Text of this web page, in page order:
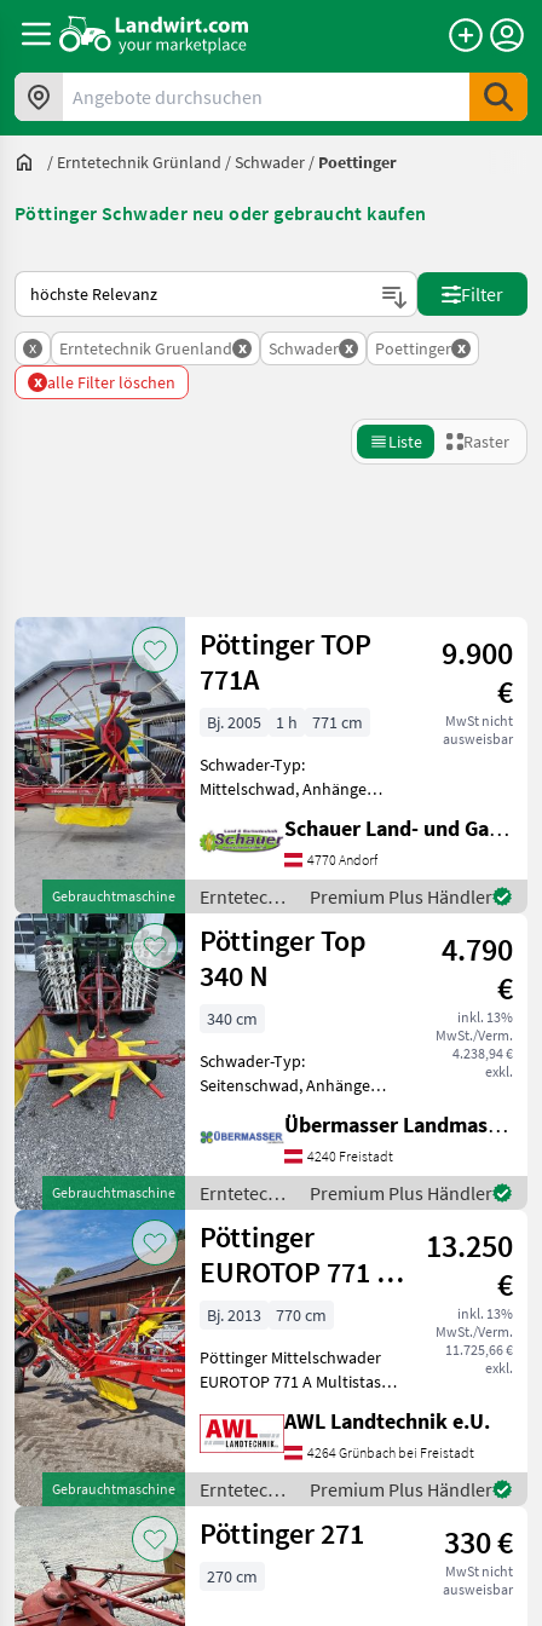
Angebote durchsuchen
/ Erntetechnik Grünland /Schwader / Poettinger
Pöttinger Schwader neu oder gebraucht kaufen
So wird auf Landwirt.com sortiert
Filter
x Erntetechnik Gruenland x Schwader x Poettinger x
x alle Filter löschen
Liste Raster
Kategorie 4 Land Filter
AKTUELLER
PFAD
Landtechnik
Erntetechnik
Gruenland
Schwader
KATEGORIE
WÄHLEN
Pöttinger
Krone
Claas
Kuhn
SIP
Fella
Alle 47
anzeigen
MODELL
Euro
Top
380
N
Euro
TOP
Zurücksetzen
345
Ergebnisse
anzeigen
Gebrauchtmaschine
Pöttinger TOP
771A
9.900
€
MwSt nicht
ausweisbar
Bj. 2005 1 h
771 cm
Schwader-Typ:
Mittelschwad, Anhänge
Nachlaufeinrichtung,
Schwadtuch Verkaufen
einen schön erhaltenen
Eurotop 771A Hydraulische
Schwadbreitenverst
Schauer Land- und Gartentechnik GmbH
4770 Andorf
Erntetechnik
Grünland /
Pöttinger
Premium Plus Händler
Gebrauchtmaschine
Pöttinger Top
340 N
4.790
€
inkl. 13%
MwSt./Verm.
4.238,94 €
exkl.
340 cm
Schwader-Typ:
Seitenschwad, Anhänge
Nachlaufeinrichtung,
Schwadtuch Zum verkauf
steht ein Pöttinger Top 340
N Schwader. Im
Lieferumfang ist enthalten:
Übermasser Landmaschinenhandel
4240 Freistadt
Erntetechnik
Grünland /
Pöttinger
Premium Plus Händler
Gebrauchtmaschine
Pöttinger
EUROTOP 771 A
Multitast
13.250
€
inkl. 13%
MwSt./Verm.
11.725,66 €
exkl.
Bj. 2013
770 cm
Pöttinger Mittelschwader
EUROTOP 771 A Multistast,
12 abnehmbare
ZInkenarme mit je 4
Doppelzinken je Kreisel,
Tandemfahrwerk mit
zusätzlich
AWL Landtechnik e.U.
4264 Grünbach bei Freistadt
Erntetechnik
Grünland /
Pöttinger
Premium Plus Händler
Pöttinger 271 330 €
MwSt nicht
ausweisbar
270 cm